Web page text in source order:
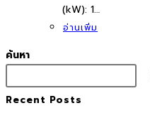
(kW): 1…
อ่านเพิ่ม
ค้นหา
Recent Posts